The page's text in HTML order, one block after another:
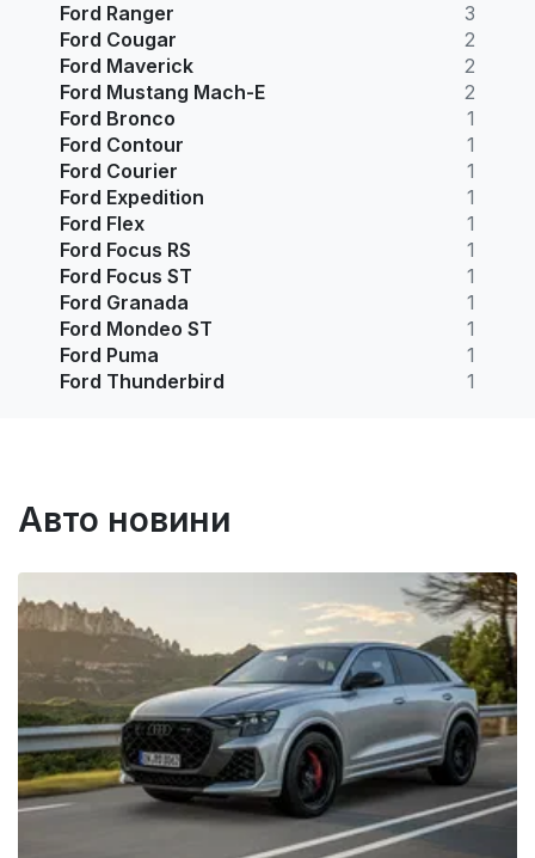
Ford Ranger
3
Ford Cougar
2
Ford Maverick
2
Ford Mustang Mach-E
2
Ford Bronco
1
Ford Contour
1
Ford Courier
1
Ford Expedition
1
Ford Flex
1
Ford Focus RS
1
Ford Focus ST
1
Ford Granada
1
Ford Mondeo ST
1
Ford Puma
1
Ford Thunderbird
1
Авто новини